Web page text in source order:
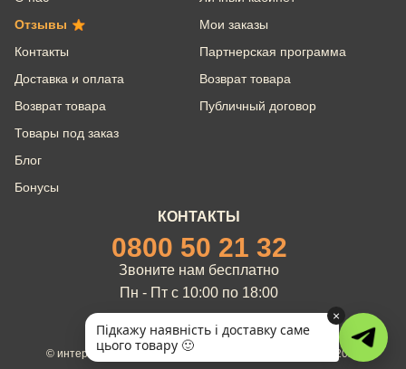
Отзывы
Контакты
Доставка и оплата
Возврат товара
Товары под заказ
Блог
Бонусы
Мои заказы
Партнерская программа
Возврат товара
Публичный договор
КОНТАКТЫ
0800 50 21 32
Звоните нам бесплатно
Пн - Пт с 10:00 по 18:00
© интернет-магазин брендовых товаров Servicio 2012 - 2026
Підкажу наявність і доставку саме
цього товару 🙂
×